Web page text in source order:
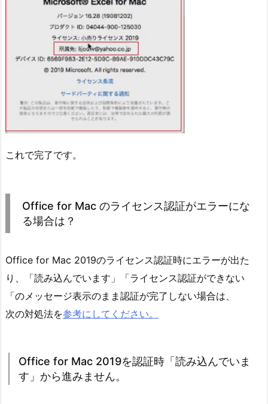
これで完了です。
Office for Mac のライセンス認証がエラーにな
る場合は？
Office for Mac 2019のライセンス認証時にエラーが出た
り、「読み込んでいます」「ライセンス認証ができない
「のメッセージ表示のまま認証が完了しない場合は、
次の対処法を参考にしてください。
Office for Mac 2019を認証時「読み込んでいま
す」から進みません。